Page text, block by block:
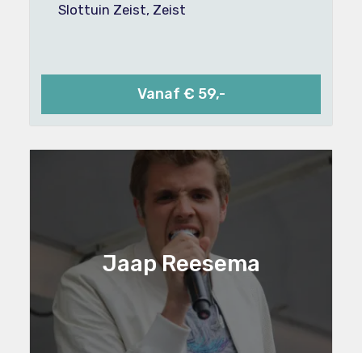
Slottuin Zeist, Zeist
Vanaf € 59,-
Jaap Reesema